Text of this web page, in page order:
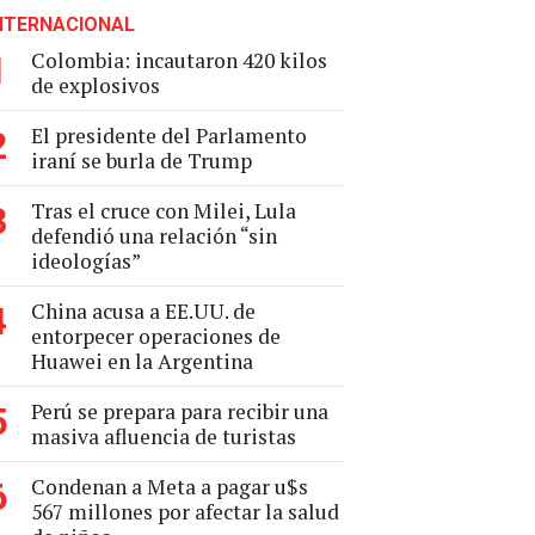
Colombia: incautaron 420 kilos
de explosivos
El presidente del Parlamento
iraní se burla de Trump
Tras el cruce con Milei, Lula
defendió una relación “sin
ideologías”
China acusa a EE.UU. de
entorpecer operaciones de
Huawei en la Argentina
Perú se prepara para recibir una
masiva afluencia de turistas
Condenan a Meta a pagar u$s
567 millones por afectar la salud